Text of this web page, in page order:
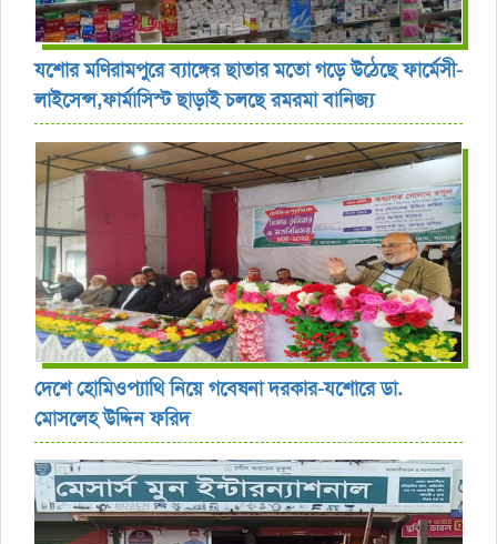
যশোর ‎মণিরামপুরে ব্যাঙ্গের ছাতার মতো গড়ে উঠেছে ফার্মেসী-
লাইসেন্স,ফার্মাসিস্ট ছাড়াই চলছে রমরমা বানিজ্য ‎
দেশে হোমিওপ্যাথি নিয়ে গবেষনা দরকার-যশোরে ডা.
মোসলেহ উদ্দিন ফরিদ